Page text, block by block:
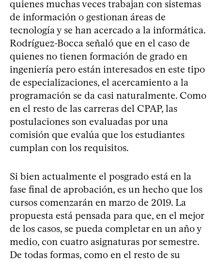
quienes muchas veces trabajan con sistemas
de información o gestionan áreas de
tecnología y se han acercado a la informática.
Rodríguez-Bocca señaló que en el caso de
quienes no tienen formación de grado en
ingeniería pero están interesados en este tipo
de especializaciones, el acercamiento a la
programación se da casi naturalmente. Como
en el resto de las carreras del CPAP, las
postulaciones son evaluadas por una
comisión que evalúa que los estudiantes
cumplan con los requisitos.
Si bien actualmente el posgrado está en la
fase final de aprobación, es un hecho que los
cursos comenzarán en marzo de 2019. La
propuesta está pensada para que, en el mejor
de los casos, se pueda completar en un año y
medio, con cuatro asignaturas por semestre.
De todas formas, como en el resto de su